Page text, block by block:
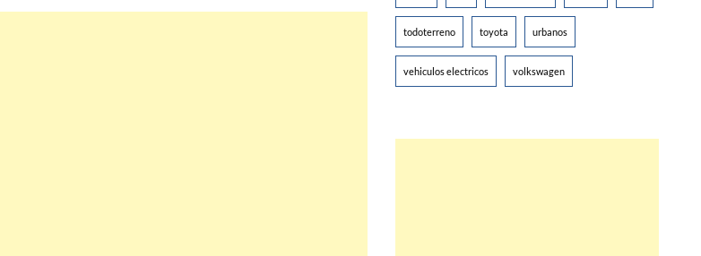
todoterreno toyota urbanos
vehiculos electricos volkswagen